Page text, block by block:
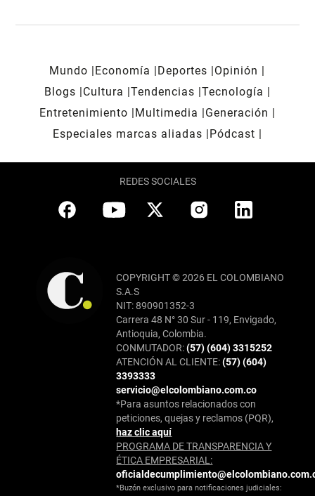
Mundo Economía Deportes
Opinión
Blogs
Cultura Tendencias Tecnología
Entretenimiento
Multimedia
Generación
Especiales marcas aliadas
Pódcast
REDES SOCIALES
COPYRIGHT © 2026 EL COLOMBIANO
S.A.S
NIT: 890901352-3
Carrera 48 N° 30 Sur - 119, Envigado,
Antioquia, Colombia.
CONMUTADOR:(57) (604) 3315252
ATENCIÓN AL CLIENTE:(57) (604)
3393333
servicio@elcolombiano.com.co
*Para asuntos relacionados con
peticiones, quejas y reclamos (PQR),
haz clic aquí
PROGRAMA DE TRANSPARENCIA Y
ÉTICA EMPRESARIAL:
*Buzón exclusivo para notificaciones judiciales: